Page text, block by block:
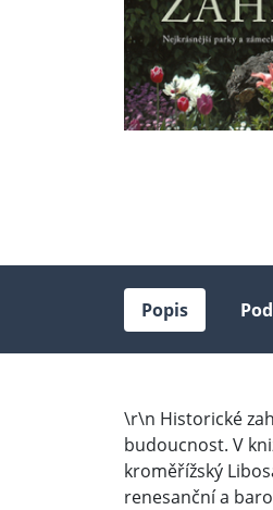
Popis
\r\n Historické
budoucnost. V
kroměřížský
renesanční a